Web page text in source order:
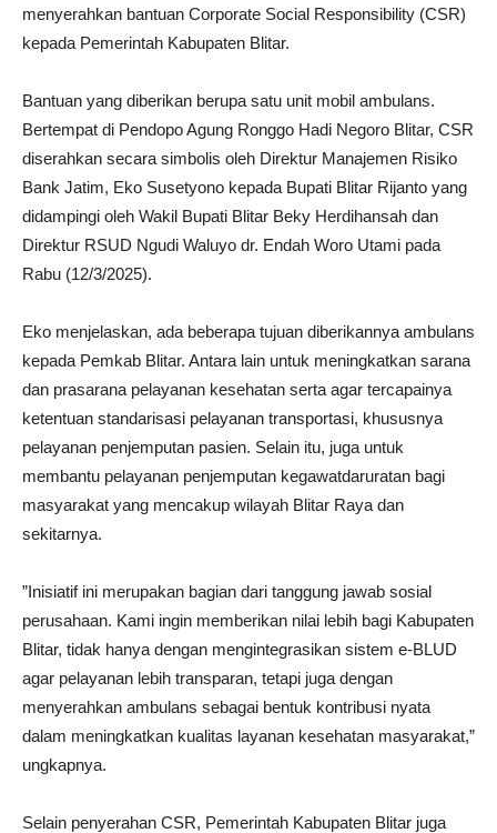
menyerahkan bantuan Corporate Social Responsibility (CSR)
kepada Pemerintah Kabupaten Blitar.
Bantuan yang diberikan berupa satu unit mobil ambulans.
Bertempat di Pendopo Agung Ronggo Hadi Negoro Blitar, CSR
diserahkan secara simbolis oleh Direktur Manajemen Risiko
Bank Jatim, Eko Susetyono kepada Bupati Blitar Rijanto yang
didampingi oleh Wakil Bupati Blitar Beky Herdihansah dan
Direktur RSUD Ngudi Waluyo dr. Endah Woro Utami pada
Rabu (12/3/2025).
Eko menjelaskan, ada beberapa tujuan diberikannya ambulans
kepada Pemkab Blitar. Antara lain untuk meningkatkan sarana
dan prasarana pelayanan kesehatan serta agar tercapainya
ketentuan standarisasi pelayanan transportasi, khususnya
pelayanan penjemputan pasien. Selain itu, juga untuk
membantu pelayanan penjemputan kegawatdaruratan bagi
masyarakat yang mencakup wilayah Blitar Raya dan
sekitarnya.
”Inisiatif ini merupakan bagian dari tanggung jawab sosial
perusahaan. Kami ingin memberikan nilai lebih bagi Kabupaten
Blitar, tidak hanya dengan mengintegrasikan sistem e-BLUD
agar pelayanan lebih transparan, tetapi juga dengan
menyerahkan ambulans sebagai bentuk kontribusi nyata
dalam meningkatkan kualitas layanan kesehatan masyarakat,”
ungkapnya.
Selain penyerahan CSR, Pemerintah Kabupaten Blitar juga